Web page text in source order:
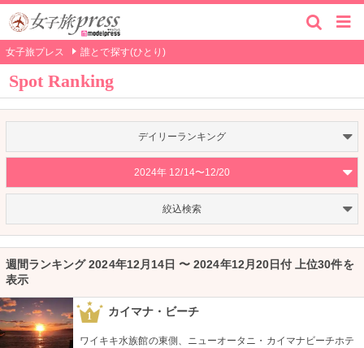
女子旅プレス 誰とで探す(ひとり)
Spot Ranking
デイリーランキング
2024年 12/14〜12/20
絞込検索
週間ランキング 2024年12月14日 〜 2024年12月20日付 上位30件を
表示
1 カイマナ・ビーチ
ワイキキ水族館の東側、ニューオータニ・カイマナビーチホテ